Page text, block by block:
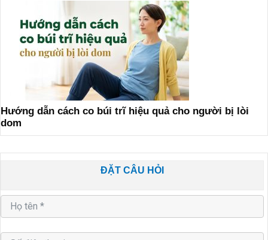
Hướng dẫn cách co búi trĩ hiệu quả cho người bị lòi
dom
ĐẶT CÂU HỎI